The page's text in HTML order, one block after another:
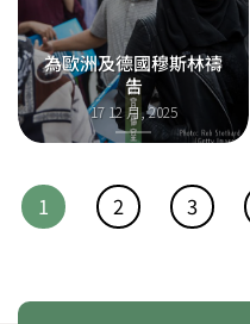
為歐洲及德國穆斯林禱
告
17 12 月, 2025
1 2 3